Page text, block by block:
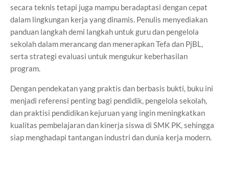
secara teknis tetapi juga mampu beradaptasi dengan cepat
dalam lingkungan kerja yang dinamis. Penulis menyediakan
panduan langkah demi langkah untuk guru dan pengelola
sekolah dalam merancang dan menerapkan Tefa dan PjBL,
serta strategi evaluasi untuk mengukur keberhasilan
program.
Dengan pendekatan yang praktis dan berbasis bukti, buku ini
menjadi referensi penting bagi pendidik, pengelola sekolah,
dan praktisi pendidikan kejuruan yang ingin meningkatkan
kualitas pembelajaran dan kinerja siswa di SMK PK, sehingga
siap menghadapi tantangan industri dan dunia kerja modern.